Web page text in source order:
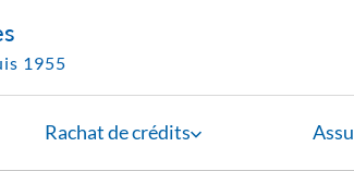
1955
Rachat de crédits